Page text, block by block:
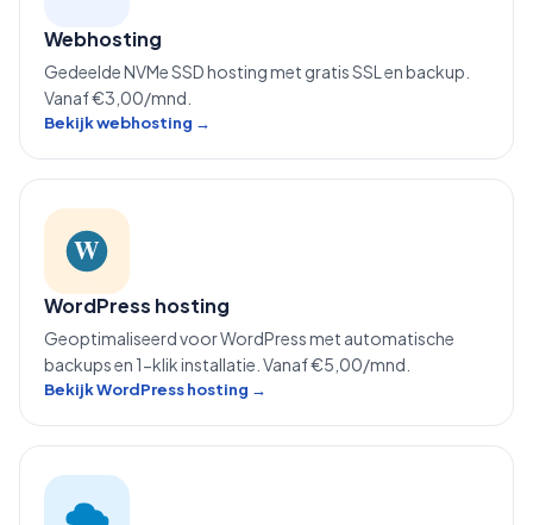
Webhosting
Gedeelde NVMe SSD hosting met gratis SSL en backup.
Vanaf €3,00/mnd.
Bekijk webhosting →
W
WordPress hosting
Geoptimaliseerd voor WordPress met automatische
backups en 1-klik installatie. Vanaf €5,00/mnd.
Bekijk WordPress hosting →